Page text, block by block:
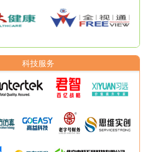
科技服务